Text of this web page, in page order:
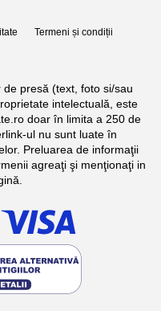
Termeni și condiții
presă (text, foto si/sau
intelectuală, este
doar în limita a 250 de
ul nu sunt luate în
Preluarea de informaţii
agreaţi şi menţionaţi in